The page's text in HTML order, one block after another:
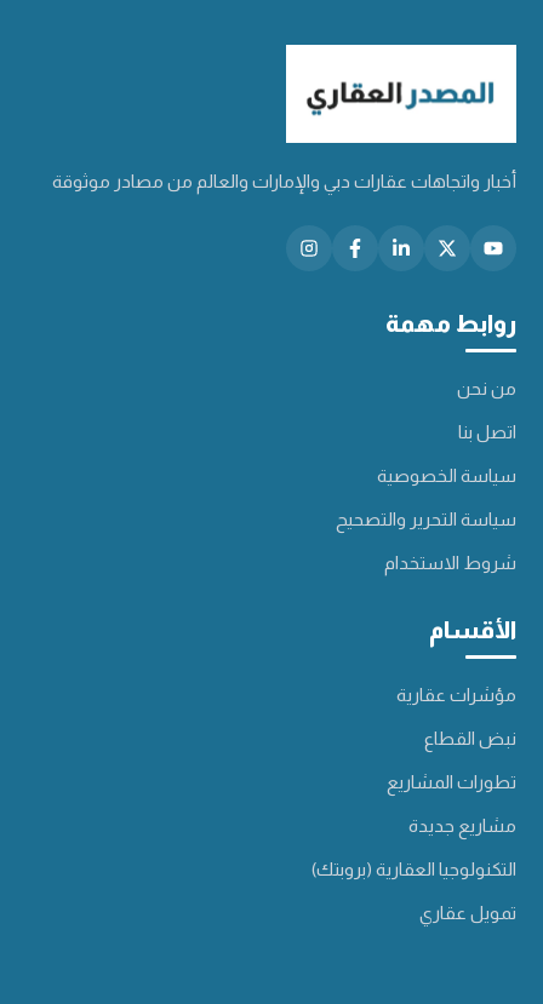
أخبار واتجاهات عقارات دبي والإمارات والعالم من مصادر موثوقة
روابط مهمة
من نحن
اتصل بنا
سياسة الخصوصية
سياسة التحرير والتصحيح
شروط الاستخدام
الأقسام
مؤشرات عقارية
نبض القطاع
تطورات المشاريع
مشاريع جديدة
التكنولوجيا العقارية (بروبتك)
تمويل عقاري